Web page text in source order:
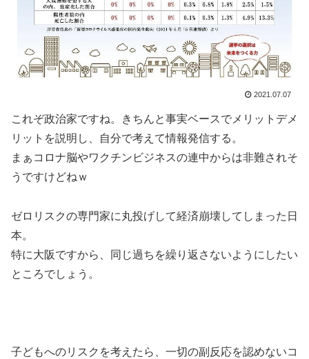
2021.07.07
これぞ政治家ですね。きちんと事実ベースでメリットデメ
リットを説明し、自分で考えて情報発信する。
まぁコロナ脳やワクチンビジネスの連中からは非難されそ
うですけどねｗ
ゼロリスクの専門家に丸投げして経済崩壊してしまった日
本。
特に大阪ですから、同じ過ちを繰り返さないようにしたい
ところでしょう。
子どもへのリスクを考えたら、一切の副反応を認めないコ